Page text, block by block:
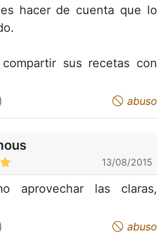
hacer de cuenta que lo
sus recetas con
not appreciate abuso
13/08/2015
aprovechar las claras,
not appreciate abuso